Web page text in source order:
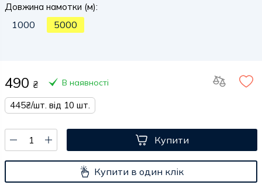
Довжина намотки (м):
1000 5000
490 ₴ В наявності
445₴/шт. від 10 шт.
Купити
Купити в один клік